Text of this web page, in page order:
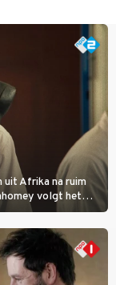
Afrika na ruim
volgt het
bespreken de